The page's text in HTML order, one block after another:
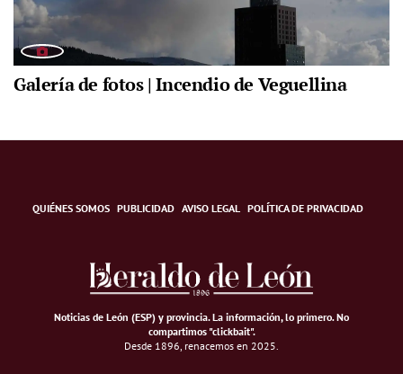
Galería de fotos | Incendio de Veguellina
QUIÉNES SOMOS PUBLICIDAD AVISO LEGAL POLÍTICA DE PRIVACIDAD
Noticias de León (ESP) y provincia. La información, lo primero.No
compartimos "clickbait".
Desde 1896, renacemos en 2025.